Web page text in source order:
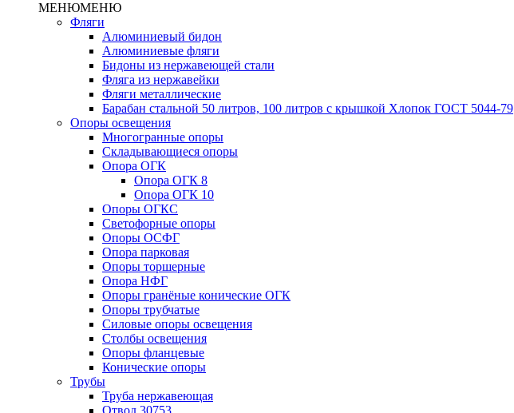
МЕНЮМЕНЮ
Фляги
Алюминиевый бидон
Алюминиевые фляги
Бидоны из нержавеющей стали
Фляга из нержавейки
Фляги металлические
Барабан стальной 50 литров, 100 литров с крышкой Хлопок ГОСТ 5044-79
Опоры освещения
Многогранные опоры
Складывающиеся опоры
Опора ОГК
Опора ОГК 8
Опора ОГК 10
Опоры ОГКС
Светофорные опоры
Опоры ОСФГ
Опора парковая
Опоры торшерные
Опора НФГ
Опоры гранёные конические ОГК
Опоры трубчатые
Силовые опоры освещения
Столбы освещения
Опоры фланцевые
Конические опоры
Трубы
Труба нержавеющая
Отвод 30753